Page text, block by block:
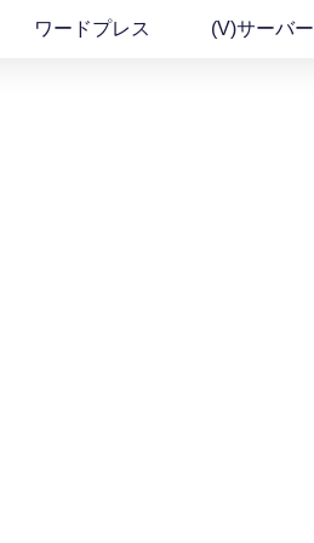
ワードプレス (v)サーバー